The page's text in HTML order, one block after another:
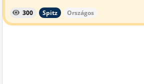
300 Spitz Országos